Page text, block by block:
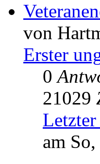
von
Erster
0
21029
am